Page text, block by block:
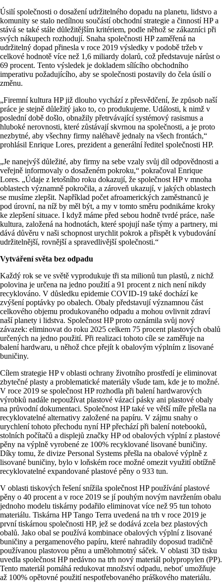
Úsilí společnosti o dosažení udržitelného dopadu na planetu, lidstvo a
komunity se stalo nedílnou součástí obchodní strategie a činností HP a
stává se také stále důležitějším kritériem, podle něhož se zákazníci při
svých nákupech rozhodují. Snaha společnosti HP zaměřená na
udržitelný dopad přinesla v roce 2019 výsledky v podobě tržeb v
celkové hodnotě více než 1,6 miliardy dolarů, což představuje nárůst o
69 procent. Tento výsledek je dokladem sílícího obchodního
imperativu požadujícího, aby se společnosti postavily do čela úsilí o
změnu.
„Firemní kultura HP již dlouho vychází z přesvědčení, že způsob naší
práce je stejně důležitý jako to, co produkujeme. Události, k nimž v
poslední době došlo, obnažily přetrvávající systémový rasismus a
hluboké nerovnosti, které zůstávají skvrnou na společnosti, a je proto
nezbytné, aby všechny firmy naléhavě jednaly na všech frontách,“
prohlásil Enrique Lores, prezident a generální ředitel společnosti HP.
„Je nanejvýš důležité, aby firmy na sebe vzaly svůj díl odpovědnosti a
veřejně informovaly o dosaženém pokroku,“ pokračoval Enrique
Lores. „Údaje z letošního roku dokazují, že společnost HP v mnoha
oblastech významně pokročila, a zároveň ukazují, v jakých oblastech
se musíme zlepšit. Například počet afroamerických zaměstnanců je
pod úrovní, na níž by měl být, a my v tomto směru podnikáme kroky
ke zlepšení situace. I když máme před sebou hodně tvrdé práce, naše
kultura, založená na hodnotách, které spojují naše týmy a partnery, mi
dává důvěru v naši schopnost urychlit pokrok a přispět k vybudování
udržitelnější, rovnější a spravedlivější společnosti.“
Vytváření světa bez odpadu
Každý rok se ve světě vyprodukuje tři sta milionů tun plastů, z nichž
polovina je určena na jedno použití a 91 procent z nich není nikdy
recyklováno. V důsledku epidemie COVID-19 také dochází ke
zvýšení poptávky po obalech. Obaly představují významnou část
celkového objemu produkovaného odpadu a mohou ovlivnit zdraví
naší planety i lidstva. Společnost HP proto oznámila svůj nový
závazek: eliminovat do roku 2025 celkem 75 procent plastových obalů
určených na jedno použití. Při realizaci tohoto cíle se zaměřuje na
balení hardwaru, u něhož chce přejít k obalovým výplním z lisované
buničiny.
Cílem strategie HP v oblasti ochrany životního prostředí je eliminovat
zbytečné plasty a problematické materiály všude tam, kde je to možné.
V roce 2019 se společnost HP rozhodla při balení hardwarových
výrobků nadále nepoužívat plastové vázací pásky ani plastové obaly
na průvodní dokumentaci. Společnost HP také ve větší míře přešla na
recyklovatelné alternativy založené na papíru. V zájmu snahy o
urychlení tohoto přechodu nyní HP přechází při balení notebooků,
stolních počítačů a displejů značky HP od obalových výplní z plastové
pěny na výplně vyrobené ze 100% recyklované lisované buničiny.
Díky tomu, že divize Personal Systems přešla na obalové výplně z
lisované buničiny, bylo v loňském roce možné omezit využití obtížně
recyklovatelné expandované plastové pěny o 933 tun.
V oblasti tiskových řešení snížila společnost HP používání plastové
pěny o 40 procent a v roce 2019 se jí pouhým novým navržením obalu
jednoho modelu tiskárny podařilo eliminovat více než 95 tun tohoto
materiálu. Tiskárna HP Tango Terra uvedená na trh v roce 2019 je
první tiskárnou společnosti HP, jež se dodává zcela bez plastových
obalů. Jako obal se používá kombinace obalových výplní z lisované
buničiny a pergamenového papíru, které nahradily doposud tradičně
používanou plastovou pěnu a umělohmotný sáček. V oblasti 3D tisku
uvedla společnost HP nedávno na trh nový materiál polypropylen (PP).
Tento materiál pomáhá redukovat množství odpadu, neboť umožňuje
až 100% opětovné použití nespotřebovaného práškového materiálu.